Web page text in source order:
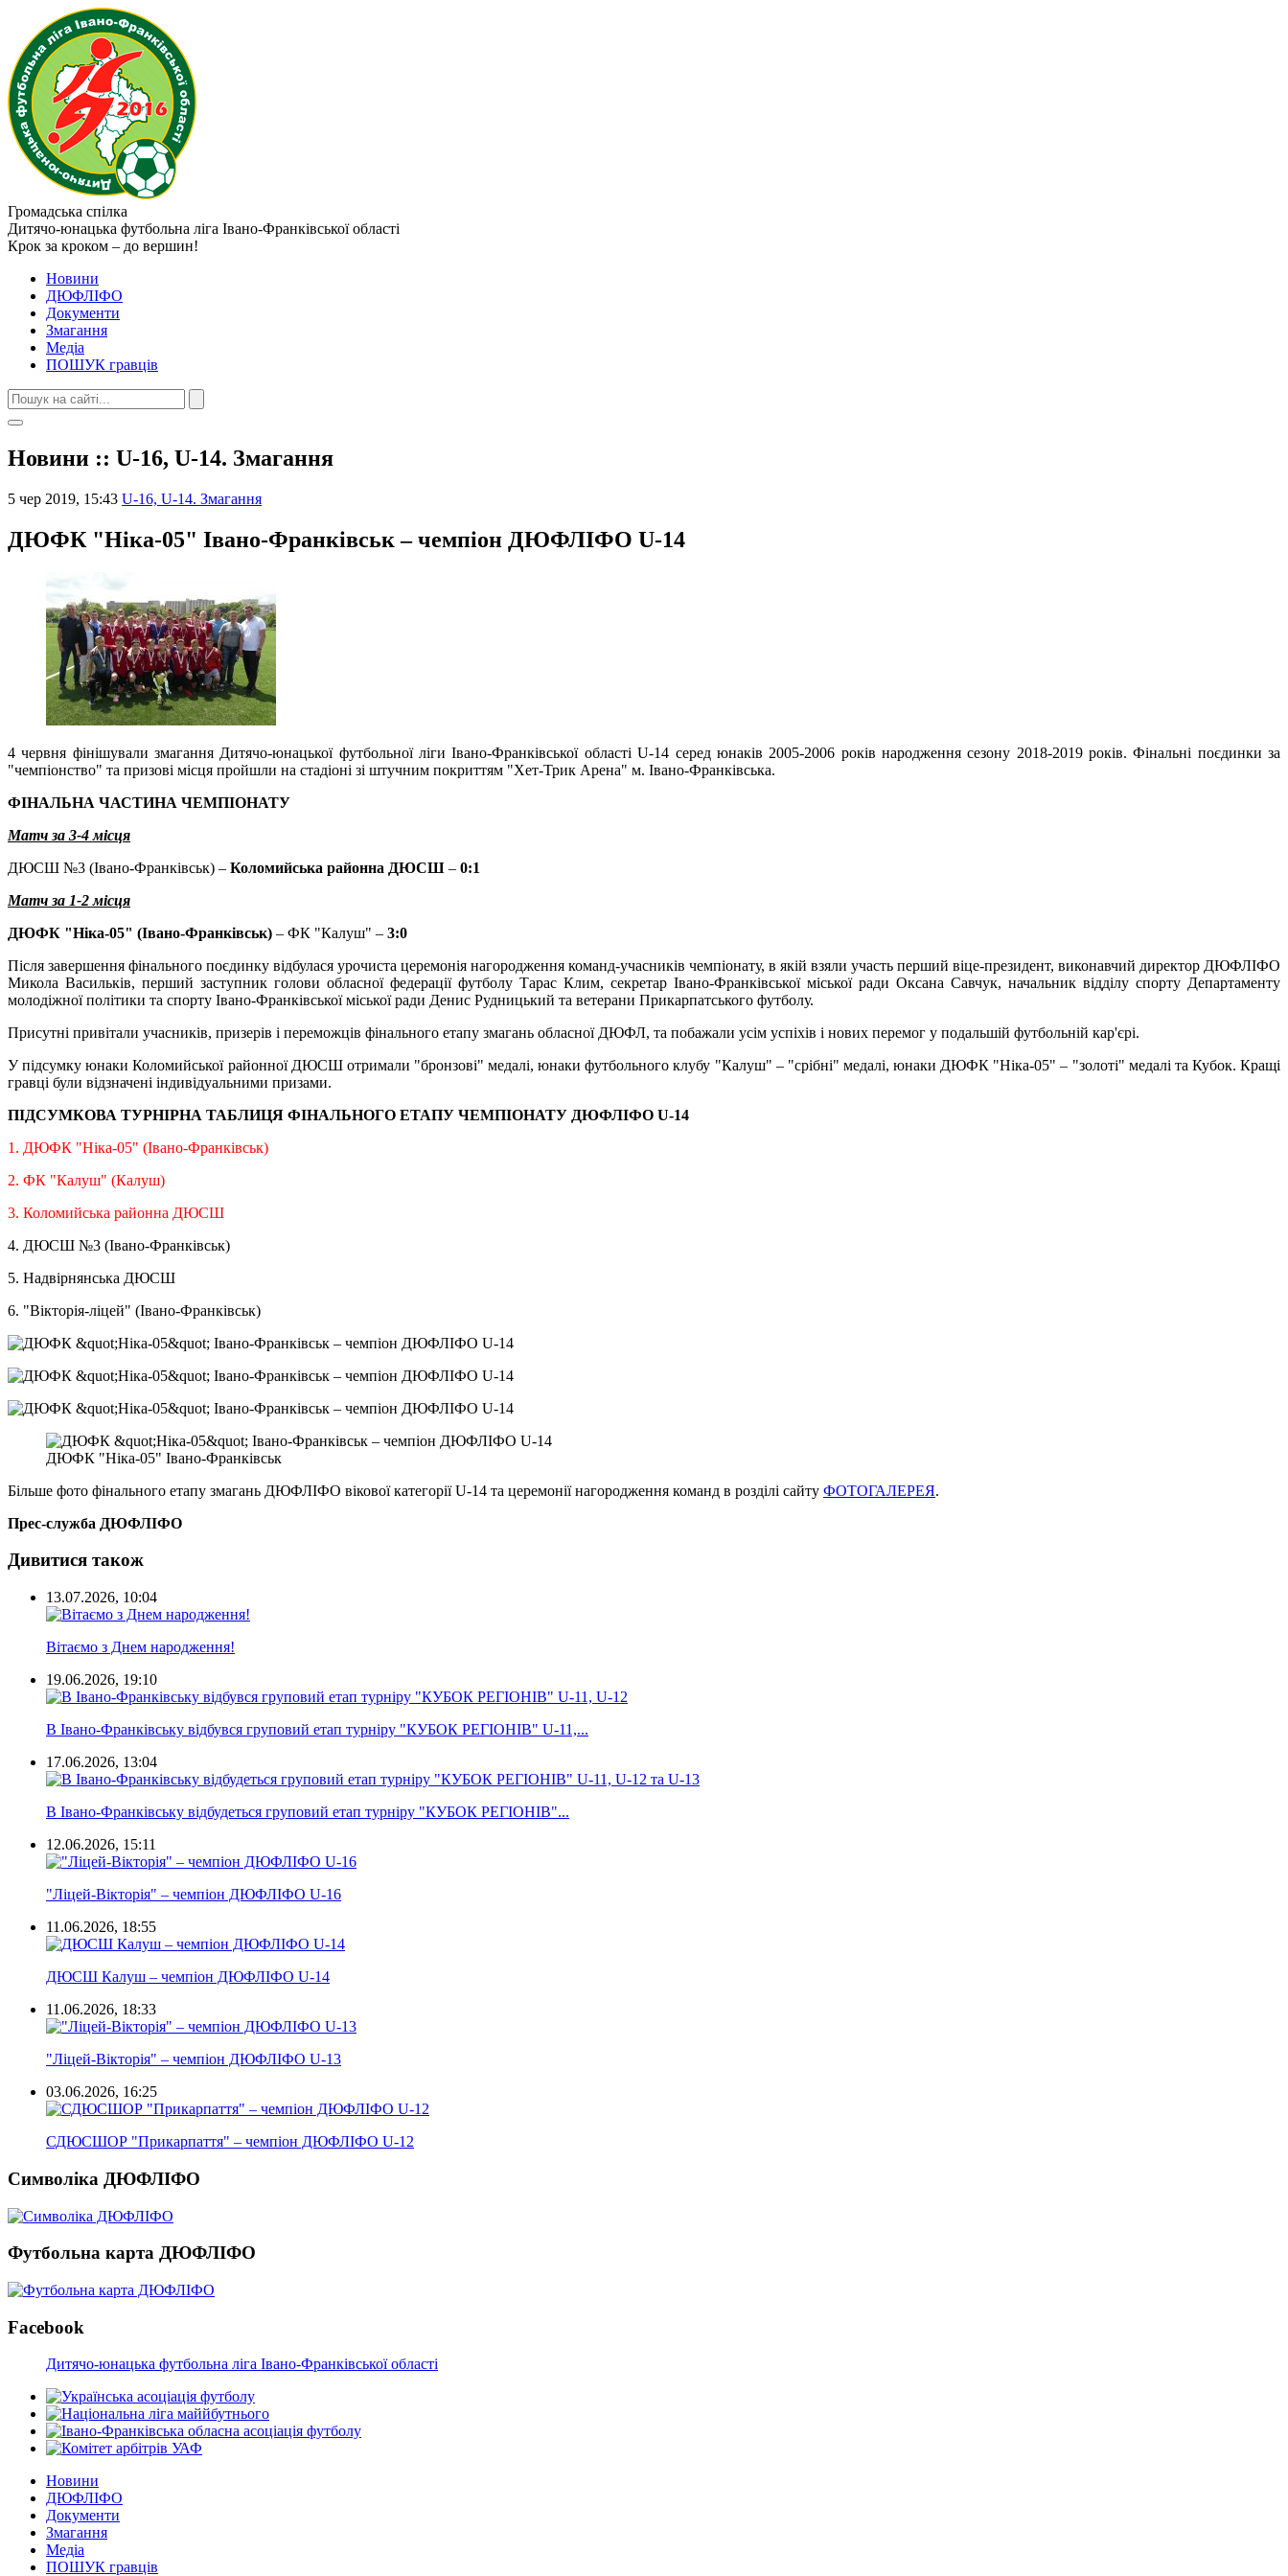
Громадська спілка
Дитячо-юнацька футбольна ліга Івано-Франківської області
Крок за кроком – до вершин!
Новини
ДЮФЛІФО
Документи
Змагання
Медіа
ПОШУК гравців
Новини :: U-16, U-14. Змагання
5 чер 2019, 15:43 U-16, U-14. Змагання
ДЮФК "Ніка-05" Івано-Франківськ – чемпіон ДЮФЛІФО U-14
4 червня фінішували змагання Дитячо-юнацької футбольної ліги Івано-Франківської області U-14 серед юнаків 2005-2006 років народження сезону 2018-2019 років. Фінальні поєдинки за
"чемпіонство" та призові місця пройшли на стадіоні зі штучним покриттям "Хет-Трик Арена" м. Івано-Франківська.
ФІНАЛЬНА ЧАСТИНА ЧЕМПІОНАТУ
Матч за 3-4 місця
ДЮСШ №3 (Івано-Франківськ) – Коломийська районна ДЮСШ – 0:1
Матч за 1-2 місця
ДЮФК "Ніка-05" (Івано-Франківськ) – ФК "Калуш" – 3:0
Після завершення фінального поєдинку відбулася урочиста церемонія нагородження команд-учасників чемпіонату, в якій взяли участь перший віце-президент, виконавчий директор ДЮФЛІФО
Микола Васильків, перший заступник голови обласної федерації футболу Тарас Клим, секретар Івано-Франківської міської ради Оксана Савчук, начальник відділу спорту Департаменту
молодіжної політики та спорту Івано-Франківської міської ради Денис Рудницький та ветерани Прикарпатського футболу.
Присутні привітали учасників, призерів і переможців фінального етапу змагань обласної ДЮФЛ, та побажали усім успіхів і нових перемог у подальшій футбольній кар'єрі.
У підсумку юнаки Коломийської районної ДЮСШ отримали "бронзові" медалі, юнаки футбольного клубу "Калуш" – "срібні" медалі, юнаки ДЮФК "Ніка-05" – "золоті" медалі та Кубок. Кращі
гравці були відзначені індивідуальними призами.
ПІДСУМКОВА ТУРНІРНА ТАБЛИЦЯ ФІНАЛЬНОГО ЕТАПУ ЧЕМПІОНАТУ ДЮФЛІФО U-14
1. ДЮФК "Ніка-05" (Івано-Франківськ)
2. ФК "Калуш" (Калуш)
3. Коломийська районна ДЮСШ
4. ДЮСШ №3 (Івано-Франківськ)
5. Надвірнянська ДЮСШ
6. "Вікторія-ліцей" (Івано-Франківськ)
ДЮФК "Ніка-05" Івано-Франківськ
Більше фото фінального етапу змагань ДЮФЛІФО вікової категорії U-14 та церемонії нагородження команд в розділі сайту ФОТОГАЛЕРЕЯ.
Прес-служба ДЮФЛІФО
Дивитися також
13.07.2026, 10:04
Вітаємо з Днем народження!
19.06.2026, 19:10
В Івано-Франківську відбувся груповий етап турніру "КУБОК РЕГІОНІВ" U-11,...
17.06.2026, 13:04
В Івано-Франківську відбудеться груповий етап турніру "КУБОК РЕГІОНІВ"...
12.06.2026, 15:11
"Ліцей-Вікторія" – чемпіон ДЮФЛІФО U-16
11.06.2026, 18:55
ДЮСШ Калуш – чемпіон ДЮФЛІФО U-14
11.06.2026, 18:33
"Ліцей-Вікторія" – чемпіон ДЮФЛІФО U-13
03.06.2026, 16:25
СДЮСШОР "Прикарпаття" – чемпіон ДЮФЛІФО U-12
Символіка ДЮФЛІФО
Футбольна карта ДЮФЛІФО
Facebook
Дитячо-юнацька футбольна ліга Івано-Франківської області
Новини
ДЮФЛІФО
Документи
Змагання
Медіа
ПОШУК гравців